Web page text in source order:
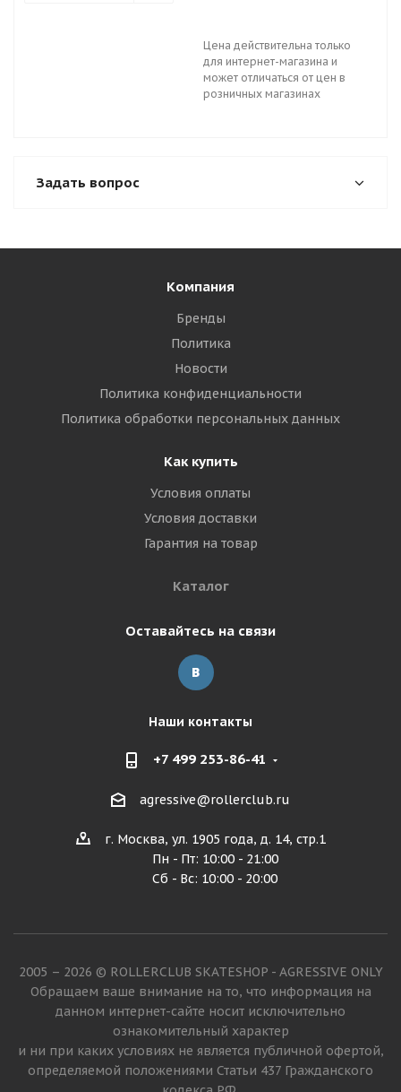
Цена действительна только
для интернет-магазина и
может отличаться от цен в
розничных магазинах
Задать вопрос
Компания
Бренды
Политика
Новости
Политика конфиденциальности
Политика обработки персональных данных
Как купить
Условия оплаты
Условия доставки
Гарантия на товар
Каталог
Оставайтесь на связи
Наши контакты
+7 499 253-86-41
agressive@rollerclub.ru
г. Москва, ул. 1905 года, д. 14, стр.1
Пн - Пт: 10:00 - 21:00
Сб - Вс: 10:00 - 20:00
2005 – 2026 © ROLLERCLUB SKATESHOP - AGRESSIVE ONLY
Обращаем ваше внимание на то, что информация на
данном интернет-сайте носит исключительно
ознакомительный характер
и ни при каких условиях не является публичной офертой,
определяемой положениями Статьи 437 Гражданского